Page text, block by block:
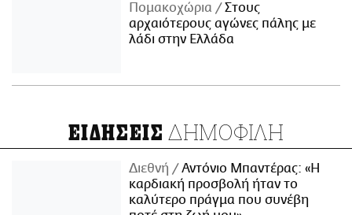
Πομακοχώρια
Στους
αρχαιότερους αγώνες πάλης με
λάδι στην Ελλάδα
ΕΙΔΗΣΕΙΣ ΔΗΜΟΦΙΛΗ
Διεθνή
Αντόνιο Μπαντέρας: «Η
καρδιακή προσβολή ήταν το
καλύτερο πράγμα που συνέβη